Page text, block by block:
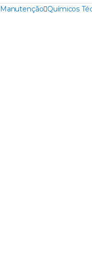
Manutenção Químicos